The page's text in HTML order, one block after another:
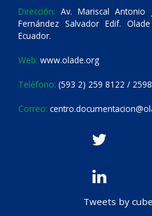
Dirección: Av. Mariscal
Fernández Salvador Edif.
Ecuador.
Web: www.olade.org
Teléfono: (593 2) 259 8122 /
Correo:
Tweets by